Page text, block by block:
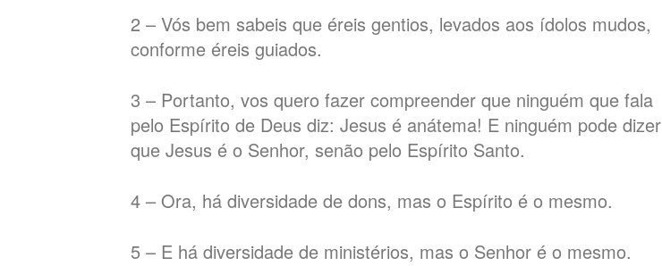
2 – Vós bem sabeis que éreis gentios, levados aos ídolos mudos,
conforme éreis guiados.
3 – Portanto, vos quero fazer compreender que ninguém que fala
pelo Espírito de Deus diz: Jesus é anátema! E ninguém pode dizer
que Jesus é o Senhor, senão pelo Espírito Santo.
4 – Ora, há diversidade de dons, mas o Espírito é o mesmo.
5 – E há diversidade de ministérios, mas o Senhor é o mesmo.